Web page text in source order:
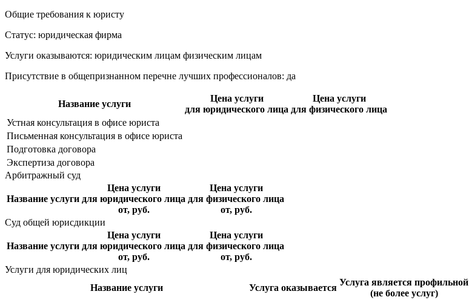
Общие требования к юристу
Статус: юридическая фирма
Услуги оказываются: юридическим лицам физическим лицам
Присутствие в общепризнанном перечне лучших профессионалов: да
Название услуги
Цена услуги
для юридического лица
Цена услуги
для физического лица
Устная консультация в офисе юриста
Письменная консультация в офисе юриста
Подготовка договора
Экспертиза договора
Арбитражный суд
Название услуги
Цена услуги
для юридического лица
от, руб.
Цена услуги
для физического лица
от, руб.
Суд общей юрисдикции
Название услуги
Цена услуги
для юридического лица
от, руб.
Цена услуги
для физического лица
от, руб.
Услуги для юридических лиц
Название услуги
Услуга оказывается
Услуга является профильной
(не более услуг)